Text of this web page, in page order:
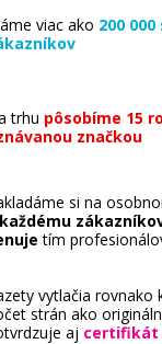
viac ako 200
trhu pôsobíme 15
značkou
si na
každému
tím
vytlačia rovnako
strán ako
aj certifikát